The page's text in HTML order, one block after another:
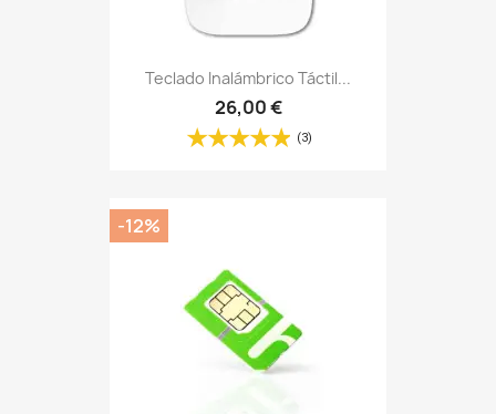
Teclado Inalámbrico Táctil...
26,00 €
(3)
-12%